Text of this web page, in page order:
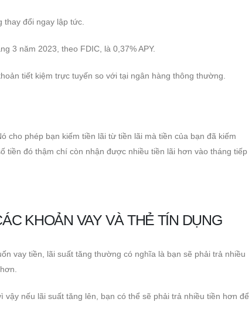
thay đổi ngay lập tức.
3 năm 2023, theo FDIC, là 0,37% APY.
tiết kiệm trực tuyến so với tại ngân hàng thông thường.
cho phép bạn kiếm tiền lãi từ tiền lãi mà tiền của bạn đã kiếm
tiền đó thậm chí còn nhận được nhiều tiền lãi hơn vào tháng tiếp
KHOẢN VAY VÀ THẺ TÍN DỤNG
vay tiền, lãi suất tăng thường có nghĩa là bạn sẽ phải trả nhiều
nếu lãi suất tăng lên, bạn có thể sẽ phải trả nhiều tiền hơn để